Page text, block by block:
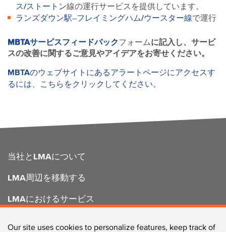
ス/ストートン線の運行サービスを提供しています。
ランズダウン駅–フレイミングハム/ウースター線で運行
MBTAサービスフィードバックフォームに記入し、サービ
スの改善に関するご意見やアイデアをお寄せください。
MBTAのウェブサイトにあるアラートページにアクセスす
るには、こちらをクリックしてください。
FOOTER
当社とLMAについて
LMA周辺を移動する
LMAにおけるサービス
Our site uses cookies to personalize features, keep track of